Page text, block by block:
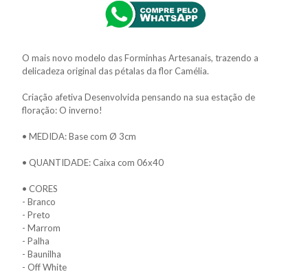
O mais novo modelo das Forminhas Artesanais, trazendo a
delicadeza original das pétalas da flor Camélia.
Criação afetiva Desenvolvida pensando na sua estação de
floração: O inverno!
• MEDIDA: Base com Ø 3cm
• QUANTIDADE: Caixa com 06x40
• CORES
- Branco
- Preto
- Marrom
- Palha
- Baunilha
- Off White